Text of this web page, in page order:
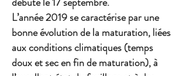
L’année 2019 se caractérise par une
bonne évolution de la maturation, liées
aux conditions climatiques (temps
doux et sec en fin de maturation), à